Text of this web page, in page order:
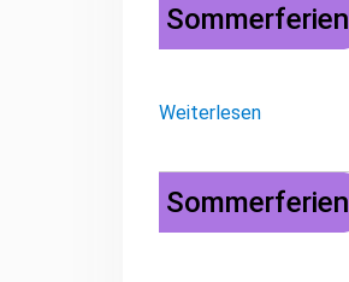
Sommerferien
Weiterlesen
Sommerferien